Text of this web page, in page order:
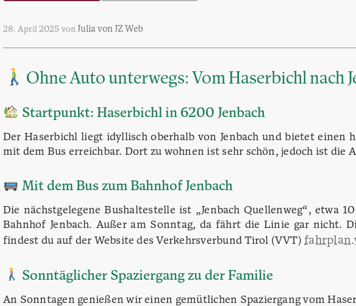
28. April 2025 von Julia von JZ Web
Ohne Auto unterwegs: Vom Haserbichl nach
Startpunkt: Haserbichl in 6200 Jenbach
Der Haserbichl liegt idyllisch oberhalb von Jenbach und bietet einen
mit dem Bus erreichbar. Dort zu wohnen ist sehr schön, jedoch ist die
Mit dem Bus zum Bahnhof Jenbach
Die nächstgelegene Bushaltestelle ist „Jenbach Quellenweg“, etwa
Bahnhof Jenbach. Außer am Sonntag, da fährt die Linie gar nicht.
findest du auf der Website des Verkehrsverbund Tirol (VVT)
Sonntäglicher Spaziergang zu der Familie
An Sonntagen genießen wir einen gemütlichen Spaziergang vom